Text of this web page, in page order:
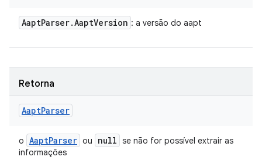
AaptParser.AaptVersion : a versão do aapt
Retorna
AaptParser
o AaptParser ou null se não for possível extrair as
informações